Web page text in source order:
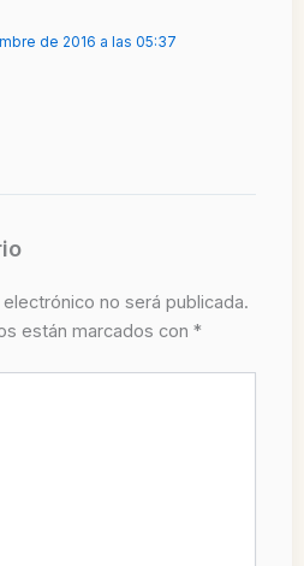
de 2016 a las 05:37
no será publicada.
están marcados con *